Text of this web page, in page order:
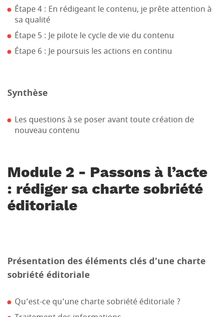
Étape 4 : En rédigeant le contenu, je prête attention à
sa qualité
Étape 5 : Je pilote le cycle de vie du contenu
Étape 6 : Je poursuis les actions en continu
Synthèse
Les questions à se poser avant toute création de
nouveau contenu
Module 2 - Passons à l’acte
: rédiger sa charte sobriété
éditoriale
Présentation des éléments clés d’une charte
sobriété éditoriale
Qu’est-ce qu’une charte sobriété éditoriale ?